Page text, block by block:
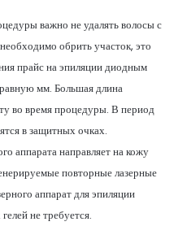
важно не удалять волосы с
обрить участок, это
прайс на эпиляции диодным
мм. Большая длина
во время процедуры. В период
в защитных очках.
аппарата направляет на кожу
повторные лазерные
аппарат для эпиляции
не требуется.